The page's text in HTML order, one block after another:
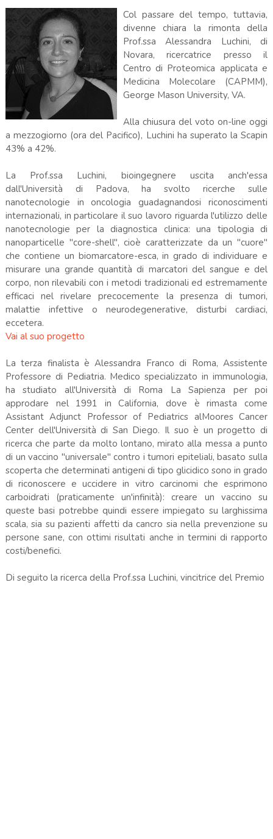
Col passare del tempo, tuttavia,
divenne chiara la rimonta della
Prof.ssa Alessandra Luchini, di
Novara, ricercatrice presso il
Centro di Proteomica applicata e
Medicina Molecolare (CAPMM),
George Mason University, VA.
Alla chiusura del voto on-line oggi
a mezzogiorno (ora del Pacifico), Luchini ha superato la Scapin
43% a 42%.
La Prof.ssa Luchini, bioingegnere uscita anch'essa
dall'Università di Padova, ha svolto ricerche sulle
nanotecnologie in oncologia guadagnandosi riconoscimenti
internazionali, in particolare il suo lavoro riguarda l'utilizzo delle
nanotecnologie per la diagnostica clinica: una tipologia di
nanoparticelle "core-shell", cioè caratterizzate da un "cuore"
che contiene un biomarcatore-esca, in grado di individuare e
misurare una grande quantità di marcatori del sangue e del
corpo, non rilevabili con i metodi tradizionali ed estremamente
efficaci nel rivelare precocemente la presenza di tumori,
malattie infettive o neurodegenerative, disturbi cardiaci,
eccetera.
Vai al suo progetto
La terza finalista è Alessandra Franco di Roma, Assistente
Professore di Pediatria. Medico specializzato in immunologia,
ha studiato all'Università di Roma La Sapienza per poi
approdare nel 1991 in California, dove è rimasta come
Assistant Adjunct Professor of Pediatrics alMoores Cancer
Center dell'Università di San Diego. Il suo è un progetto di
ricerca che parte da molto lontano, mirato alla messa a punto
di un vaccino "universale" contro i tumori epiteliali, basato sulla
scoperta che determinati antigeni di tipo glicidico sono in grado
di riconoscere e uccidere in vitro carcinomi che esprimono
carboidrati (praticamente un'infinità): creare un vaccino su
queste basi potrebbe quindi essere impiegato su larghissima
scala, sia su pazienti affetti da cancro sia nella prevenzione su
persone sane, con ottimi risultati anche in termini di rapporto
costi/benefici.
Di seguito la ricerca della Prof.ssa Luchini, vincitrice del Premio